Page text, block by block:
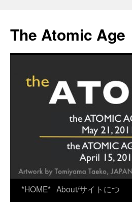
content
The Atomic Age
*HOME* About/サイトにつ